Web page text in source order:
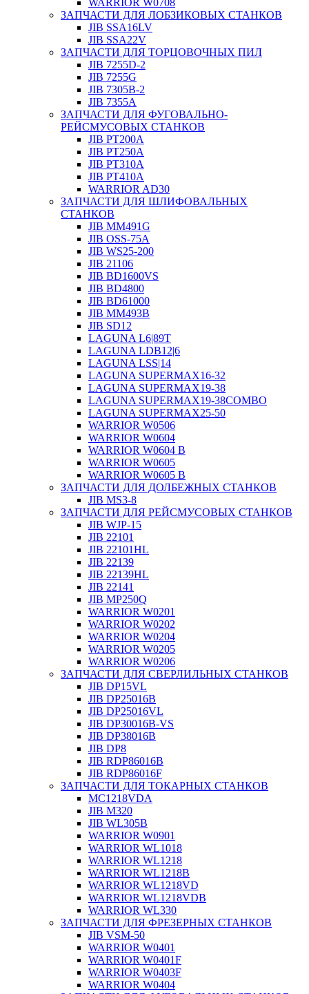
WARRIOR W0708
ЗАПЧАСТИ ДЛЯ ЛОБЗИКОВЫХ СТАНКОВ
JIB SSA16LV
JIB SSA22V
ЗАПЧАСТИ ДЛЯ ТОРЦОВОЧНЫХ ПИЛ
JIB 7255D-2
JIB 7255G
JIB 7305B-2
JIB 7355A
ЗАПЧАСТИ ДЛЯ ФУГОВАЛЬНО-
РЕЙСМУСОВЫХ СТАНКОВ
JIB PT200A
JIB PT250A
JIB PT310A
JIB PT410A
WARRIOR AD30
ЗАПЧАСТИ ДЛЯ ШЛИФОВАЛЬНЫХ
СТАНКОВ
JIB MM491G
JIB OSS-75A
JIB WS25-200
JIB 21106
JIB BD1600VS
JIB BD4800
JIB BD61000
JIB MM493B
JIB SD12
LAGUNA L6|89T
LAGUNA LDB12|6
LAGUNA LSS|14
LAGUNA SUPERMAX16-32
LAGUNA SUPERMAX19-38
LAGUNA SUPERMAX19-38COMBO
LAGUNA SUPERMAX25-50
WARRIOR W0506
WARRIOR W0604
WARRIOR W0604 B
WARRIOR W0605
WARRIOR W0605 B
ЗАПЧАСТИ ДЛЯ ДОЛБЕЖНЫХ СТАНКОВ
JIB MS3-8
ЗАПЧАСТИ ДЛЯ РЕЙСМУСОВЫХ СТАНКОВ
JIB WJP-15
JIB 22101
JIB 22101HL
JIB 22139
JIB 22139HL
JIB 22141
JIB MP250Q
WARRIOR W0201
WARRIOR W0202
WARRIOR W0204
WARRIOR W0205
WARRIOR W0206
ЗАПЧАСТИ ДЛЯ СВЕРЛИЛЬНЫХ СТАНКОВ
JIB DP15VL
JIB DP25016B
JIB DP25016VL
JIB DP30016B-VS
JIB DP38016B
JIB DP8
JIB RDP86016B
JIB RDP86016F
ЗАПЧАСТИ ДЛЯ ТОКАРНЫХ СТАНКОВ
MC1218VDA
JIB M320
JIB WL305B
WARRIOR W0901
WARRIOR WL1018
WARRIOR WL1218
WARRIOR WL1218B
WARRIOR WL1218VD
WARRIOR WL1218VDB
WARRIOR WL330
ЗАПЧАСТИ ДЛЯ ФРЕЗЕРНЫХ СТАНКОВ
JIB VSM-50
WARRIOR W0401
WARRIOR W0401F
WARRIOR W0403F
WARRIOR W0404